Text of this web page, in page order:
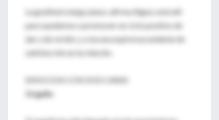
La gratitud a largo plazo, afirma Algoe, está allí
para ayudarnos a promover un ciclo positivo de
dar y de recibir, y crea una espiral ascendente de
satisfacción en la relación.
EMOCION CON DOS CARAS
Orgullo